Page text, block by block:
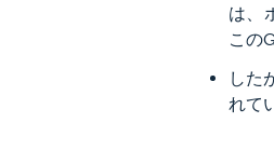
は、
この
した
れて